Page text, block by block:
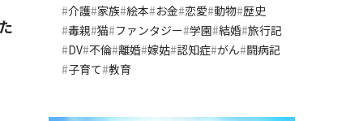
介護 家族 絵本 お金 恋愛 動物 歴史
毒親 猫 ファンタジー 学園 結婚 旅行記
DV 不倫 離婚 嫁姑 認知症 がん 闘病記
子育て 教育